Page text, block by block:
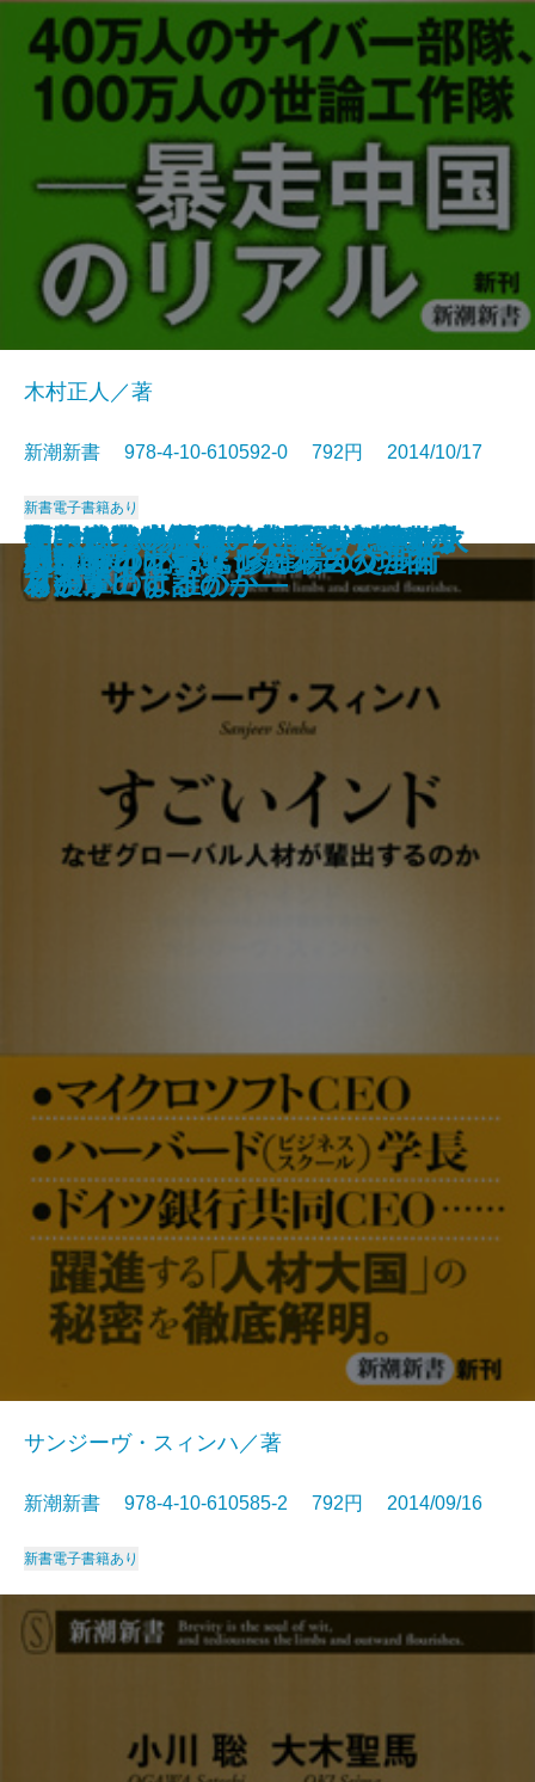
中国人観光客の財布を開く80の方
法
ヒラリー・クリントン―その政
策・信条・人脈―
韓国は裏切る
イスラム化するヨーロッパ
毛沢東―日本軍と共謀した男―
中国人の頭の中
習近平の中国
北朝鮮・絶対秘密文書―体制を脅
かす「悪党」たち―
賢者の戦略―生き残るためのイン
テリジェンス―
見えない世界戦争―「サイバー
戦」最新報告―
木村正人／著
新潮新書 978-4-10-610592-0 792円 2014/10/17
新書電子書籍あり
すごいインド―なぜグローバル人
材が輩出するのか―
サンジーヴ・スィンハ／著
新潮新書 978-4-10-610585-2 792円 2014/09/16
新書電子書籍あり
領土喪失の悪夢―尖閣・沖縄を売
り渡すのは誰か―
知の武装―救国のインテリジェン
ス―
EU崩壊
イスラムの人はなぜ日本を尊敬す
るのか
悪韓論
ハダカの北朝鮮
アメリカが劣化した本当の理由
外交プロに学ぶ 修羅場の交渉術
動乱のインテリジェンス